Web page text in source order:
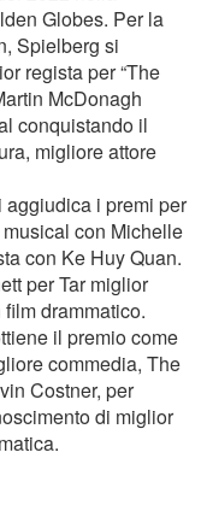
Globes. Per la
Spielberg si
regista per “The
McDonagh
conquistando il
migliore attore
i premi per
con Michelle
con Ke Huy Quan.
per Tar miglior
drammatico.
il premio come
commedia, The
Costner, per
di miglior